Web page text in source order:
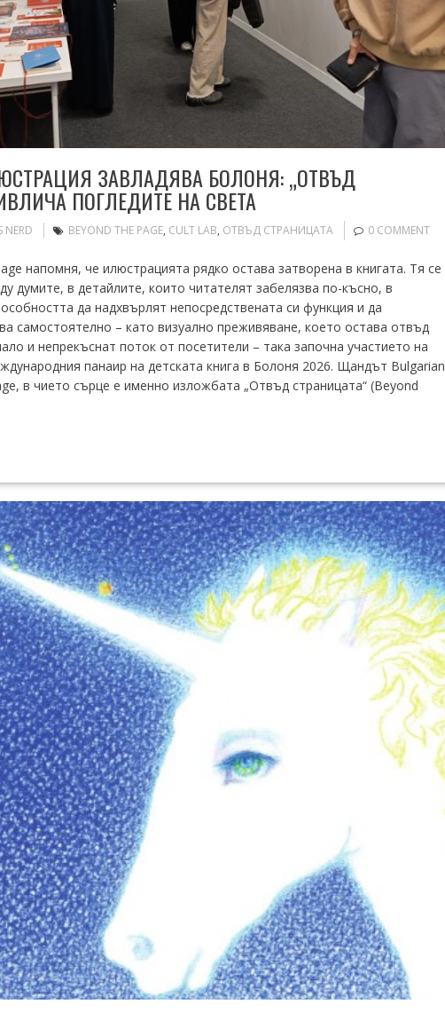
ЗАВЛАДЯВА БОЛОНЯ: „ОТВЪД
ПОГЛЕДИТЕ НА СВЕТА
NERD BEYOND THE PAGE, CULT LAB, ОТВЪД СТРАНИЦАТА 0 COMMENT
напомня, че илюстрацията рядко остава затворена в книгата. Тя се
думите, в детайлите, които читателят забелязва по-късно, в
да надхвърлят непосредствената си функция и да
самостоятелно – като визуално преживяване, което остава отвъд
и непрекъснат поток от посетители – така започна участието на
панаир на детската книга в Болоня 2026. Щандът Bulgarian
в чието сърце е именно изложбата „Отвъд страницата“ (Beyond